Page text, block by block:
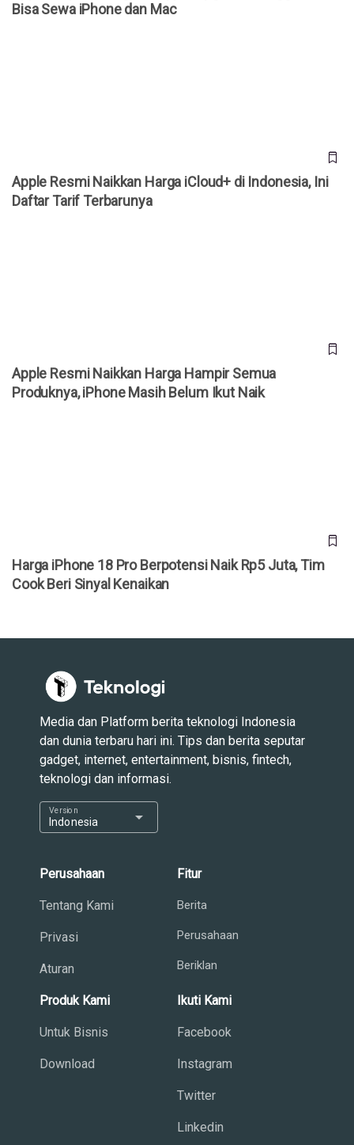
Bisa Sewa iPhone dan Mac
Apple Resmi Naikkan Harga iCloud+ di Indonesia, Ini
Daftar Tarif Terbarunya
Apple Resmi Naikkan Harga Hampir Semua
Produknya, iPhone Masih Belum Ikut Naik
Harga iPhone 18 Pro Berpotensi Naik Rp5 Juta, Tim
Cook Beri Sinyal Kenaikan
Media dan Platform berita teknologi Indonesia
dan dunia terbaru hari ini. Tips dan berita seputar
gadget, internet, entertainment, bisnis, fintech,
teknologi dan informasi.
Indonesia
Version arrow_drop_down
Perusahaan
Tentang Kami
Privasi
Aturan
Fitur
Berita
Perusahaan
Beriklan
Produk Kami
Untuk Bisnis
Download
Ikuti Kami
Facebook
Instagram
Twitter
Linkedin